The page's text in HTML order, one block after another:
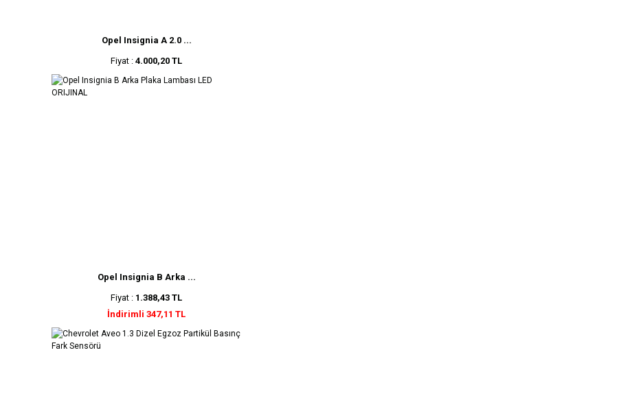
Opel Insignia A 2.0 ...
Fiyat : 4.000,20 TL
Opel Insignia B Arka ...
Fiyat : 1.388,43 TL
İndirimli 347,11 TL